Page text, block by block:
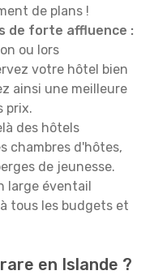
de plans !
de forte affluence :
ou lors
votre hôtel bien
ainsi une meilleure
prix.
des hôtels
chambres d'hôtes,
de jeunesse.
large éventail
tous les budgets et
en Islande ?